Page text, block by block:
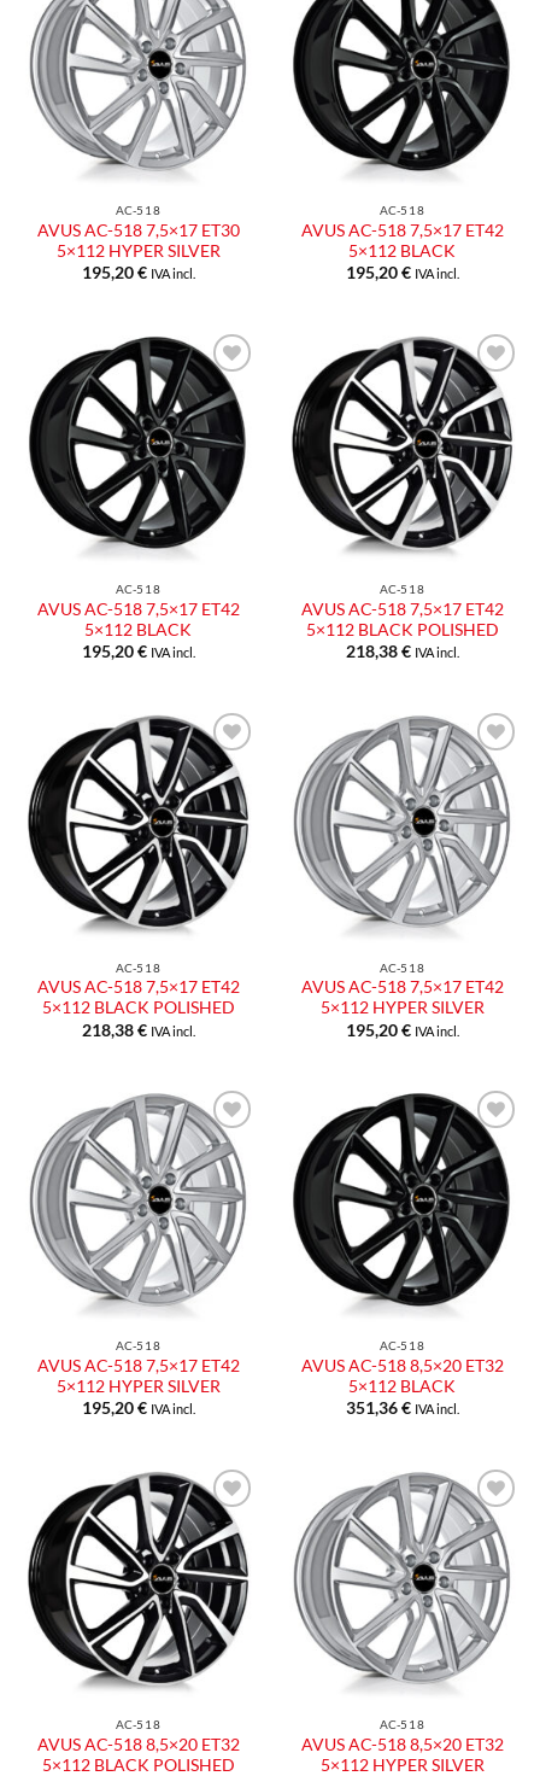
Aggiungi
alla lista
dei
desideri
AC-518
AVUS AC-518 7,5×17 ET30
5×112 HYPER SILVER
195,20€ IVA incl.
Aggiungi
alla lista
dei
desideri
AC-518
AVUS AC-518 7,5×17 ET42
5×112 BLACK
195,20€ IVA incl.
Aggiungi
alla lista
dei
desideri
AC-518
AVUS AC-518 7,5×17 ET42
5×112 BLACK
195,20€ IVA incl.
Aggiungi
alla lista
dei
desideri
AC-518
AVUS AC-518 7,5×17 ET42
5×112 BLACK POLISHED
218,38€ IVA incl.
Aggiungi
alla lista
dei
desideri
AC-518
AVUS AC-518 7,5×17 ET42
5×112 BLACK POLISHED
218,38€ IVA incl.
Aggiungi
alla lista
dei
desideri
AC-518
AVUS AC-518 7,5×17 ET42
5×112 HYPER SILVER
195,20€ IVA incl.
Aggiungi
alla lista
dei
desideri
AC-518
AVUS AC-518 7,5×17 ET42
5×112 HYPER SILVER
195,20€ IVA incl.
Aggiungi
alla lista
dei
desideri
AC-518
AVUS AC-518 8,5×20 ET32
5×112 BLACK
351,36€ IVA incl.
Aggiungi
alla lista
dei
desideri
AC-518
AVUS AC-518 8,5×20 ET32
5×112 BLACK POLISHED
Aggiungi
alla lista
dei
desideri
AC-518
AVUS AC-518 8,5×20 ET32
5×112 HYPER SILVER